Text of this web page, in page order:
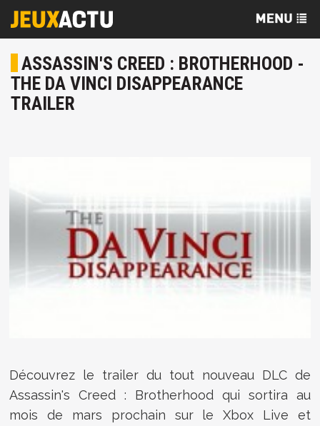
ASSASSIN'S CREED : BROTHERHOOD -
THE DA VINCI DISAPPEARANCE
TRAILER
Découvrez le trailer du tout nouveau DLC de
Assassin's Creed : Brotherhood qui sortira au
mois de mars prochain sur le Xbox Live et